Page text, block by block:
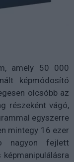
amely 50 000
képmódosító
olcsóbb az
részeként vágó,
egyszerre
mintegy 16 ezer
nagyon fejlett